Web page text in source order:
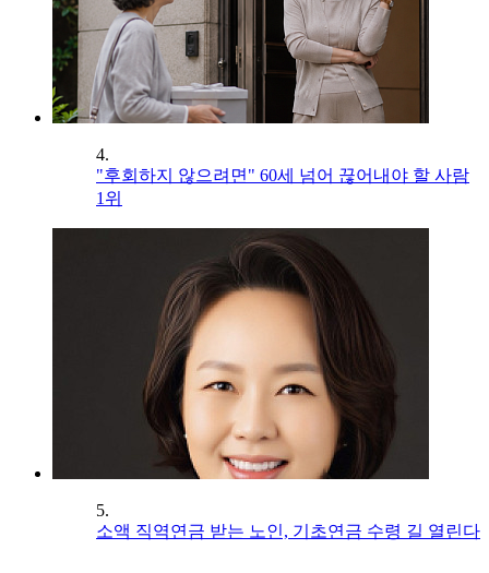
4.
"후회하지 않으려면" 60세 넘어 끊어내야 할 사람
1위
5.
소액 직역연금 받는 노인, 기초연금 수령 길 열린다